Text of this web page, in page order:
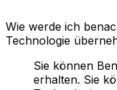
Wie werde ich
Technologie
Sie können
erhalten. Sie